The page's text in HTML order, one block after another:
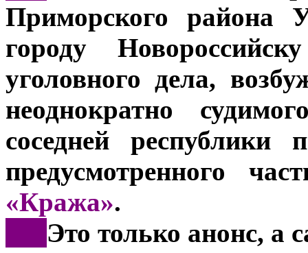
Приморского района
городу
уголовного дела,
неоднократно
соседней республики
предусмотренного
«Кража».
Это только анонс, а